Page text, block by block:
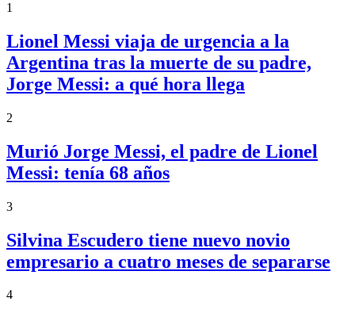
1
Lionel Messi viaja de urgencia a la
Argentina tras la muerte de su padre,
Jorge Messi: a qué hora llega
2
Murió Jorge Messi, el padre de Lionel
Messi: tenía 68 años
3
Silvina Escudero tiene nuevo novio
empresario a cuatro meses de separarse
4